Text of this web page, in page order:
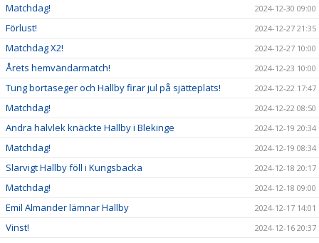
Matchdag! 2024-12-30 09:00
Förlust! 2024-12-27 21:35
Matchdag X2! 2024-12-27 10:00
Årets hemvändarmatch! 2024-12-23 10:00
Tung bortaseger och Hallby firar jul på sjätteplats! 2024-12-22 17:47
Matchdag! 2024-12-22 08:50
Andra halvlek knäckte Hallby i Blekinge 2024-12-19 20:34
Matchdag! 2024-12-19 08:34
Slarvigt Hallby föll i Kungsbacka 2024-12-18 20:17
Matchdag! 2024-12-18 09:00
Emil Almander lämnar Hallby 2024-12-17 14:01
Vinst! 2024-12-16 20:37